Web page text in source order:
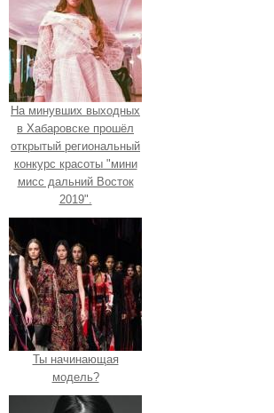
На минувших выходных
в Хабаровске прошёл
открытый региональный
конкурс красоты "мини
мисс дальний Восток
2019".
Ты начинающая
модель?